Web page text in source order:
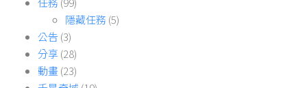
隱藏任務 (5)
公告 (3)
分享(28)
動畫(23)